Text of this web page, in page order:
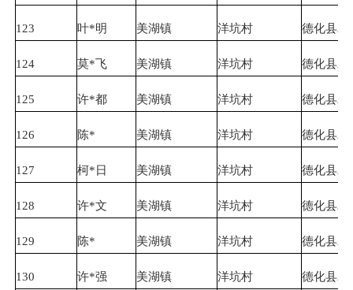
123 叶*明 美湖镇 洋坑村 德化县农
124 莫*飞 美湖镇 洋坑村 德化县农
125 许*都 美湖镇 洋坑村 德化县农
126 陈* 美湖镇 洋坑村 德化县农
127 柯*日 美湖镇 洋坑村 德化县农
128 许*文 美湖镇 洋坑村 德化县农
129 陈* 美湖镇 洋坑村 德化县农
130 许*强 美湖镇 洋坑村 德化县农